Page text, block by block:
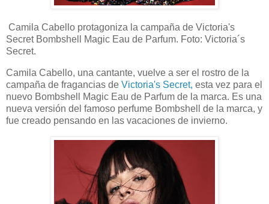
Camila Cabello protagoniza la campaña de Victoria's
Secret Bombshell Magic Eau de Parfum. Foto: Victoria´s
Secret.
Camila Cabello, una cantante, vuelve a ser el rostro de la
campaña de fragancias de Victoria's Secret, esta vez para el
nuevo Bombshell Magic Eau de Parfum de la marca. Es una
nueva versión del famoso perfume Bombshell de la marca, y
fue creado pensando en las vacaciones de invierno.